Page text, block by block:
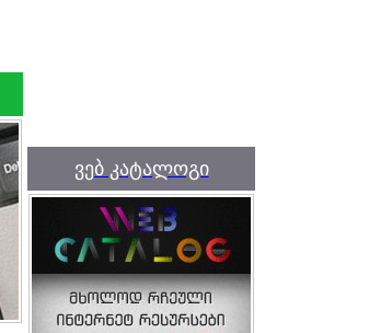
ვებ კატალოგი